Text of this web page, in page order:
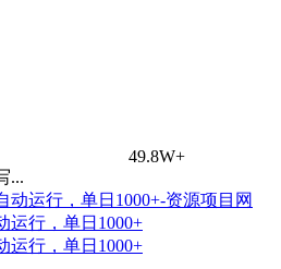
49.8W+
...
运行，单日1000+
运行，单日1000+